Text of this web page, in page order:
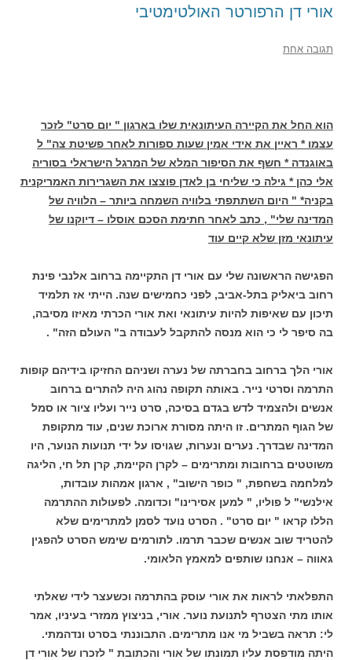
אורי דן הרפורטר האולטימטיבי
תגובה אחת
הוא החל את הקיירה העיתונאית שלו בארגון " יום סרט" לזכר
עצמו * ראיין את אידי אמין שעות ספורות לאחר פשיטת צה" ל
באוגנדה * חשף את הסיפור המלא של המרגל הישראלי בסוריה
אלי כהן * גילה כי שליחי בן לאדן פוצצו את השגרירות האמריקנית
בקניה* " היום השתתפתי בלוויה השמחה ביותר – הלוויה של
המדינה שלי" , כתב לאחר חתימת הסכם אוסלו – דיוקנו של
עיתונאי מזן שלא קיים עוד
הפגישה הראשונה שלי עם אורי דן התקיימה ברחוב אלנבי פינת
רחוב ביאליק בתל-אביב, לפני כחמישים שנה. הייתי אז תלמיד
תיכון עם שאיפות להיות עיתונאי ואת אורי הכרתי מאיזו מסיבה,
בה סיפר לי כי הוא מנסה להתקבל לעבודה ב" העולם הזה" .
אורי הלך ברחוב בחברתה של נערה ושניהם החזיקו בידיהם קופות
התרמה וסרטי נייר. באותה תקופה נהוג היה להתרים ברחוב
אנשים ולהצמיד לדש בגדם בסיכה, סרט נייר ועליו ציור או סמל
של הגוף המתרים. זו היתה מסורת ארוכת שנים, עוד מתקופת
המדינה שבדרך. נערים ונערות, שגויסו על ידי תנועות הנוער, היו
משוטטים ברחובות ומתרימים – לקרן הקיימת, קרן תל חי, הליגה
למלחמה בשחפת, " כופר הישוב" , ארגון אמהות עובדות,
אילנשי" ל פוליו, " למען אסירינו" וכדומה. לפעולות ההתרמה
הללו קראו " יום סרט" . הסרט נועד לסמן למתרימים שלא
להטריד שוב אנשים שכבר תרמו. לתורמים שימש הסרט להפגין
גאווה – אנחנו שותפים למאמץ הלאומי.
התפלאתי לראות את אורי עוסק בהתרמה וכשעצר לידי שאלתי
אותו מתי הצטרף לתנועת נוער. אורי, בניצוץ ממזרי בעיניו, אמר
לי: תראה בשביל מי אנו מתרימים. התבוננתי בסרט ונדהמתי.
היתה מודפסת עליו תמונתו של אורי והכתובת " לזכרו של אורי דן